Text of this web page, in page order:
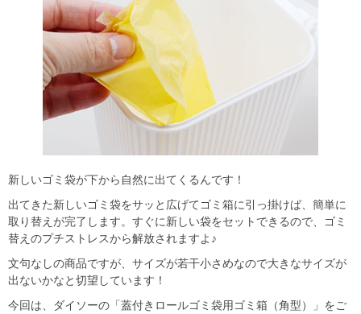
新しいゴミ袋が下から自然に出てくるんです！
出てきた新しいゴミ袋をサッと広げてゴミ箱に引っ掛けば、簡単に
取り替えが完了します。すぐに新しい袋をセットできるので、ゴミ
替えのプチストレスから解放されますよ♪
文句なしの商品ですが、サイズが若干小さめなので大きなサイズが
出ないかなと切望しています！
今回は、ダイソーの「蓋付きロールゴミ袋用ゴミ箱（角型）」をご